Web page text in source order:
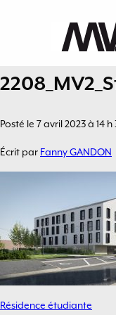
Posté le 7 avril 2023 à 14
Écrit par Fanny GANDON
Navigation
Résidence étudiante